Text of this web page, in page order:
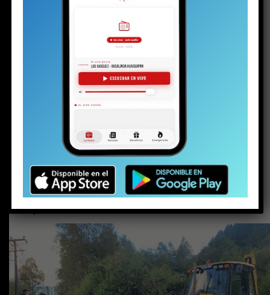
rechazo a terreno Serviu: concejala Castillo
tendrá el espacio para feria de
emprendedores
Temporal: alerta baja de “Roja” a
“Amarilla” y los caminos rurales es
el mayor foco de preocupación
Por prensa